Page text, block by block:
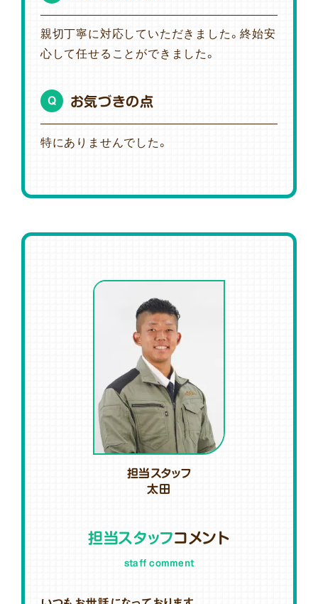
親切丁寧に対応していただきました。終始安
心して任せることができました。
Q お気づきの点
特にありませんでした。
担当スタッフコメント
staff comment
担当スタッフ
太田